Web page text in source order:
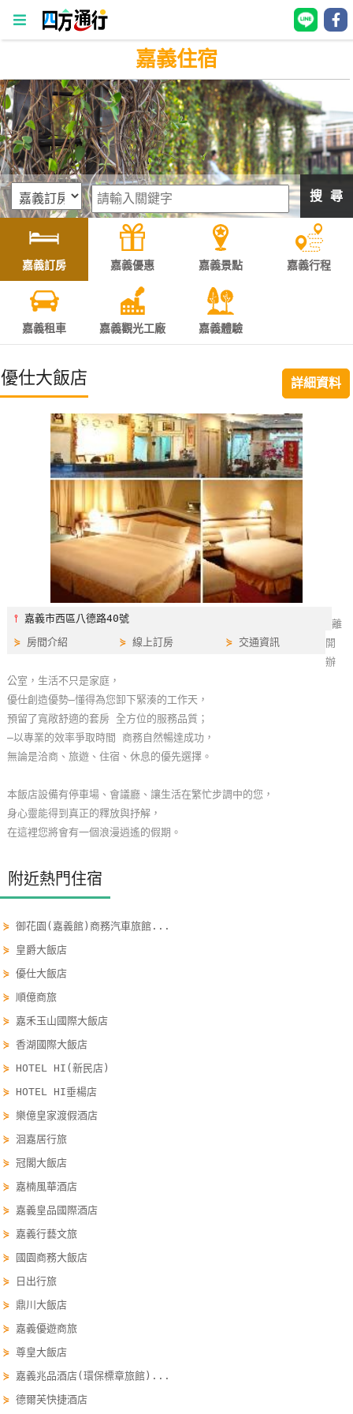
四
方
通
行
訂
房
灣
訂
房
直接跟飯店訂房HOT
特
紅
你
玩
樂
地
顧
客
務
顧
客
滿
度
管
理
會
員
帳
戶
客
服
絡
單
嘉義住宿
搜 尋
嘉義訂房 嘉義優惠 嘉義景點 嘉義行程
嘉義租車 嘉義觀光工廠 嘉義體驗
優仕大飯店 詳細資料
⫯嘉義市西區八德路40號
⋟ 房間介紹 ⋟線上訂房 ⋟ 交通資訊
離
開
辦
公室，生活不只是家庭，
優仕創造優勢—懂得為您卸下緊湊的工作天，
預留了寬敞舒適的套房 全方位的服務品質；
—以專業的效率爭取時間 商務自然暢達成功，
無論是洽商、旅遊、住宿、休息的優先選擇。
本飯店設備有停車場、會議廳、讓生活在繁忙步調中的您，
身心靈能得到真正的釋放與抒解，
在這裡您將會有一個浪漫逍遙的假期。
附近熱門住宿
⋟御花園(嘉義館)商務汽車旅館...
⋟ 皇爵大飯店
⋟優仕大飯店
⋟順億商旅
⋟ 嘉禾玉山國際大飯店
⋟香湖國際大飯店
⋟ HOTEL HI(新民店)
⋟ HOTEL HI垂楊店
⋟樂億皇家渡假酒店
⋟洄嘉居行旅
⋟冠閣大飯店
⋟ 嘉楠風華酒店
⋟ 嘉義皇品國際酒店
⋟ 嘉義行藝文旅
⋟
國園商務大飯店
⋟
日出行旅
⋟鼎川大飯店
⋟ 嘉義優遊商旅
⋟尊皇大飯店
⋟ 嘉義兆品酒店(環保標章旅館)...
⋟德爾芙快捷酒店